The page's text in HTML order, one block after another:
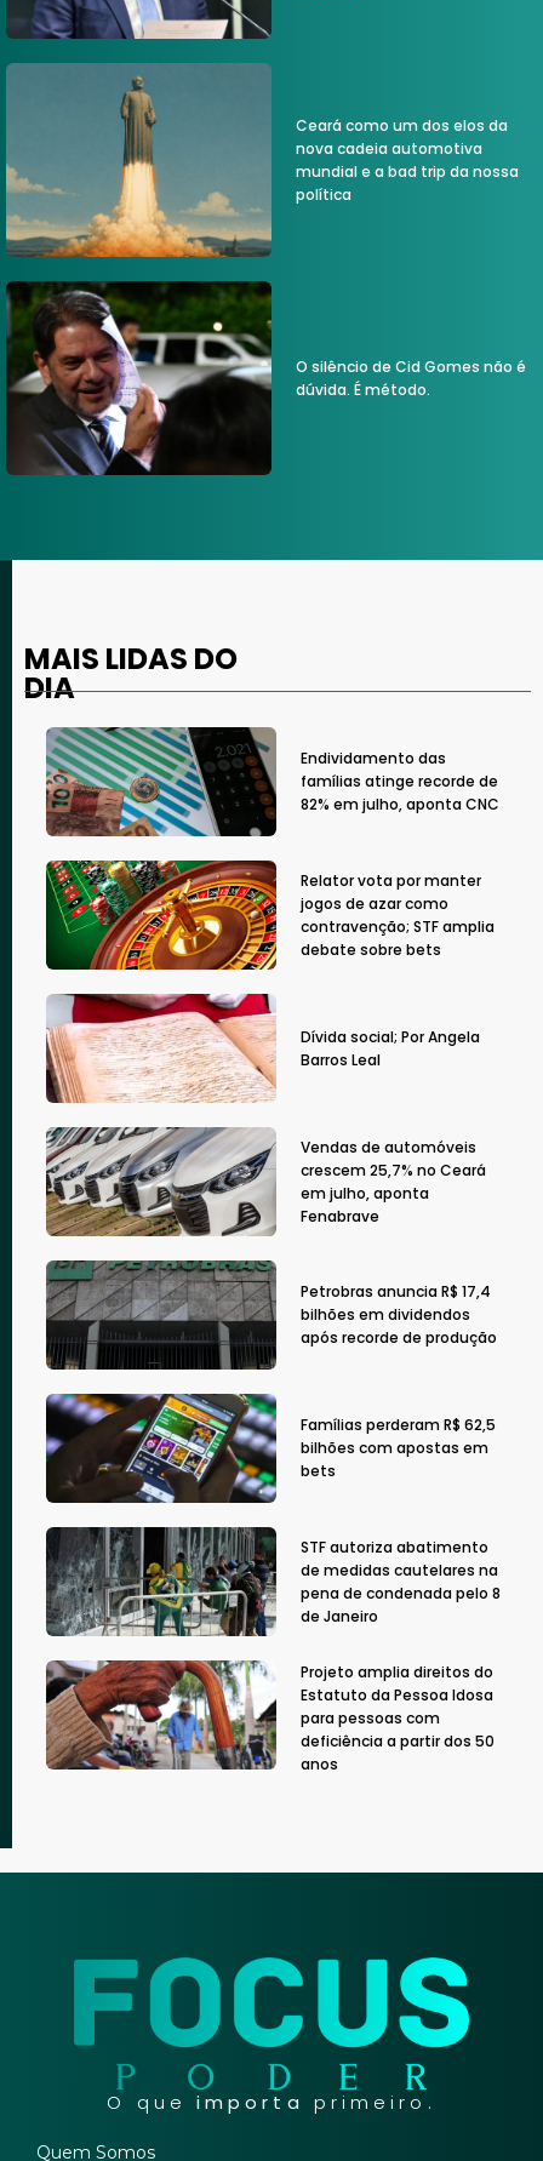
Ceará como um dos elos da
nova cadeia automotiva
mundial e a bad trip da nossa
política
O silêncio de Cid Gomes não é
dúvida. É método.
MAIS LIDAS DO
DIA
Endividamento das
famílias atinge recorde de
82% em julho, aponta CNC
Relator vota por manter
jogos de azar como
contravenção; STF amplia
debate sobre bets
Dívida social; Por Angela
Barros Leal
Vendas de automóveis
crescem 25,7% no Ceará
em julho, aponta
Fenabrave
Petrobras anuncia R$ 17,4
bilhões em dividendos
após recorde de produção
Famílias perderam R$ 62,5
bilhões com apostas em
bets
STF autoriza abatimento
de medidas cautelares na
pena de condenada pelo 8
de Janeiro
Projeto amplia direitos do
Estatuto da Pessoa Idosa
para pessoas com
deficiência a partir dos 50
anos
O que importa primeiro.
Quem Somos